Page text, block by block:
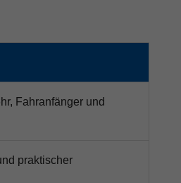
Fahranfänger und
praktischer